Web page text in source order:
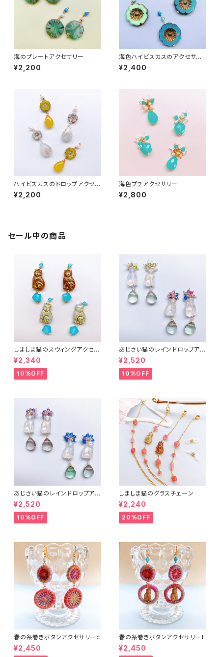
海のプレートアクセサリー
¥2,200
海色ハイビスカスのアクセサリ
ー
¥2,400
ハイビスカスのドロップアクセサ
リー
¥2,200
海色プチアクセサリー
¥2,800
セール中の商品
しましま猫のスウィングアクセサ
リー２
¥2,340
10%OFF
あじさい猫のレインドロップアク
セサリー３
¥2,520
10%OFF
あじさい猫のレインドロップアク
セサリー２
¥2,520
10%OFF
しましま猫のグラスチェーン
¥2,240
20%OFF
春の糸巻きボタンアクセサリーc
¥2,450
春の糸巻きボタンアクセサリーf
¥2,450